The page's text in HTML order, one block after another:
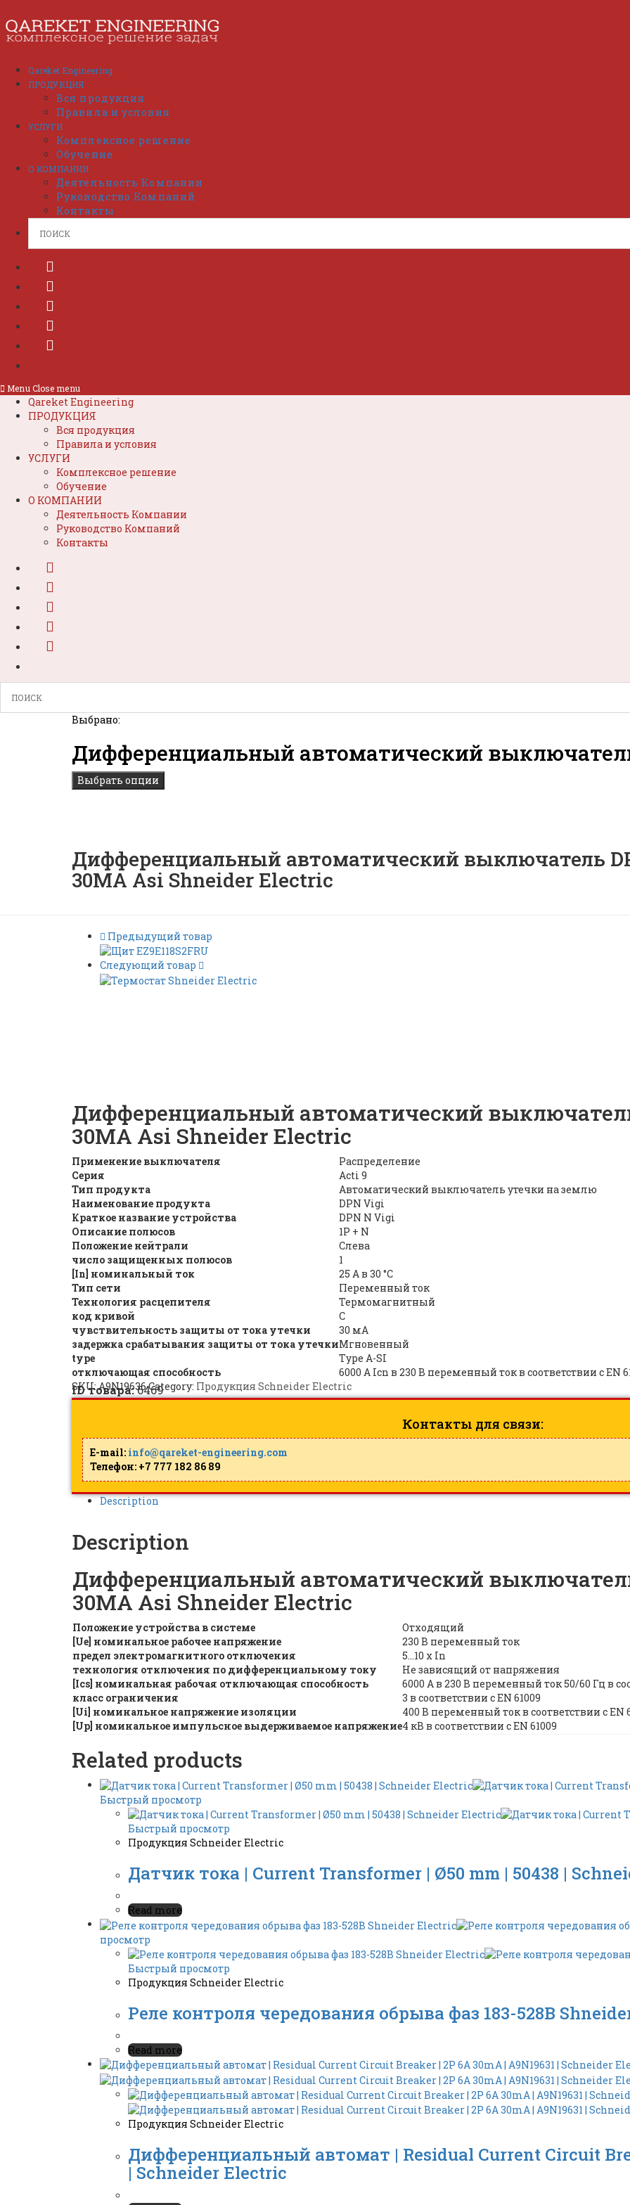
содержимому
Qareket Engineering
ПРОДУКЦИЯ
Вся продукция
Правила и условия
УСЛУГИ
Комплексное решение
Обучение
О КОМПАНИИ
Деятельность Компании
Руководство Компаний
Контакты
Menu Close menu
Qareket Engineering
ПРОДУКЦИЯ
Вся продукция
Правила и условия
УСЛУГИ
Комплексное решение
Обучение
О КОМПАНИИ
Деятельность Компании
Руководство Компаний
Контакты
Выбрано:
Дифференциальный автоматический
Выбрать опции
Дифференциальный автоматический выключатель
30МA Asi Shneider Electric
Предыдущий товар
Следующий товар
Дифференциальный автоматический
30МA Asi Shneider Electric
Применение выключателя
Распределение
Серия
Acti 9
Тип продукта
Автоматический выключатель утечки на землю
Наименование продукта
DPN Vigi
Краткое название устройства
DPN N Vigi
Описание полюсов
1P + N
Положение нейтрали
Слева
число защищенных полюсов
1
[In] номинальный ток
25 А в 30 °C
Тип сети
Переменный ток
Технология расцепителя
Термомагнитный
код кривой
C
чувствительность защиты от тока утечки
30 мА
задержка срабатывания защиты от тока утечкиМгновенный
type
Type A-SI
отключающая способность
6000 А Icn в 230 В переменный ток в соответствии с EN
SKU:A9N19636Category: Продукция Schneider Electric
ID товара:6469
Контакты для связи:
E-mail: info@qareket-engineering.com
Телефон: +7 777 182 86 89
Description
Description
Дифференциальный автоматический
30МA Asi Shneider Electric
Положение устройства в системе
Отходящий
[Ue] номинальное рабочее напряжение
230 В переменный ток
предел электромагнитного отключения
5…10 x In
технология отключения по дифференциальному току
Не зависящий от напряжения
[Ics] номинальная рабочая отключающая способность
6000 А в 230 В переменный ток 50/60 Гц в
класс ограничения
3 в соответствии с EN 61009
[Ui] номинальное напряжение изоляции
400 В переменный ток в соответствии с EN
[Up] номинальное импульсное выдерживаемое напряжение4 кВ в соответствии с EN 61009
Related products
Быстрый просмотр
Быстрый просмотр
Продукция Schneider Electric
Датчик тока | Current Transformer | Ø50 mm | 50438 |
Read more
просмотр
Быстрый просмотр
Продукция Schneider Electric
Реле контроля чередования обрыва фаз 183-528В
Read more
Продукция Schneider Electric
Дифференциальный автомат | Residual Current Circuit
| Schneider Electric